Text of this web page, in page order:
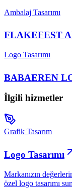
Ambalaj Tasarımı
FLAKEFEST
Logo Tasarımı
BABAEREN
İlgili hizmetler
Grafik Tasarım
Logo Tasarımı
Markanızın
özel logo tasarımı